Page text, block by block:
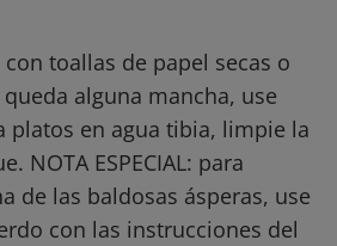
toallas de papel secas o
alguna mancha, use
platos en agua tibia, limpie la
NOTA ESPECIAL: para
de las baldosas ásperas, use
con las instrucciones del